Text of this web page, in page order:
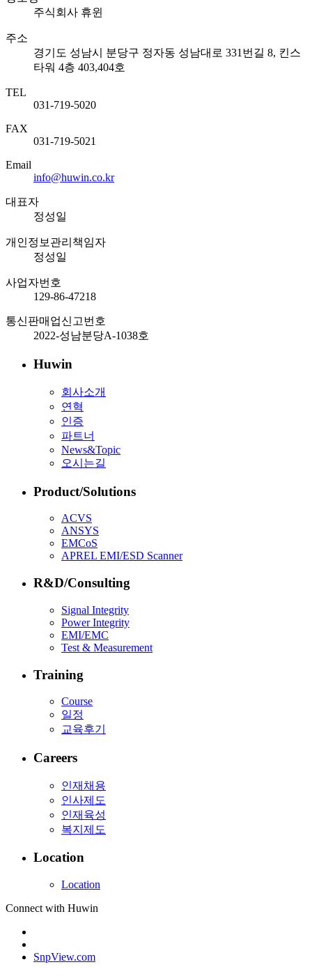
주식회사 휴윈
주소
경기도 성남시 분당구 정자동 성남대로 331번길 8, 킨스
타워 4층 403,404호
TEL
031-719-5020
FAX
031-719-5021
Email
info@huwin.co.kr
대표자
정성일
개인정보관리책임자
정성일
사업자번호
129-86-47218
통신판매업신고번호
2022-성남분당A-1038호
Huwin
회사소개
연혁
인증
파트너
News&Topic
오시는길
Product/Solutions
ACVS
ANSYS
EMCoS
APREL EMI/ESD Scanner
R&D/Consulting
Signal Integrity
Power Integrity
EMI/EMC
Test & Measurement
Training
Course
일정
교육후기
Careers
인재채용
인사제도
인재육성
복지제도
Location
Location
Connect with Huwin
SnpView.com